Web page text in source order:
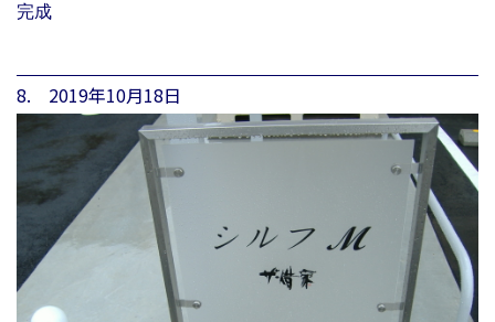
完成
8. 2019年10月18日